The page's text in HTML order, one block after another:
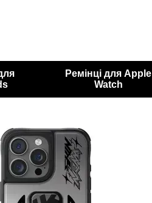
Ремінці для Apple
Watch